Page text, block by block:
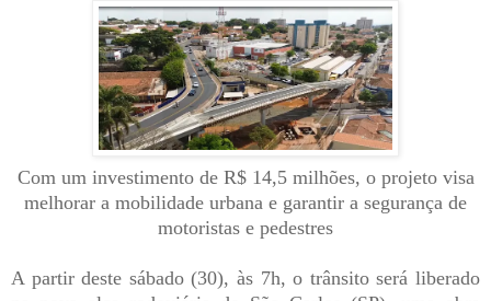
Com um investimento de R$ 14,5 milhões, o projeto visa
melhorar a mobilidade urbana e garantir a segurança de
motoristas e pedestres
A partir deste sábado (30), às 7h, o trânsito será liberado